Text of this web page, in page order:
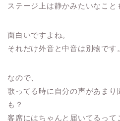
ステージ上は静かみたいなこと
面白いですよね。
それだけ外音と中音は別物です。
なので、
歌ってる時に自分の声があまり
も？
客席にはちゃんと届いてるって